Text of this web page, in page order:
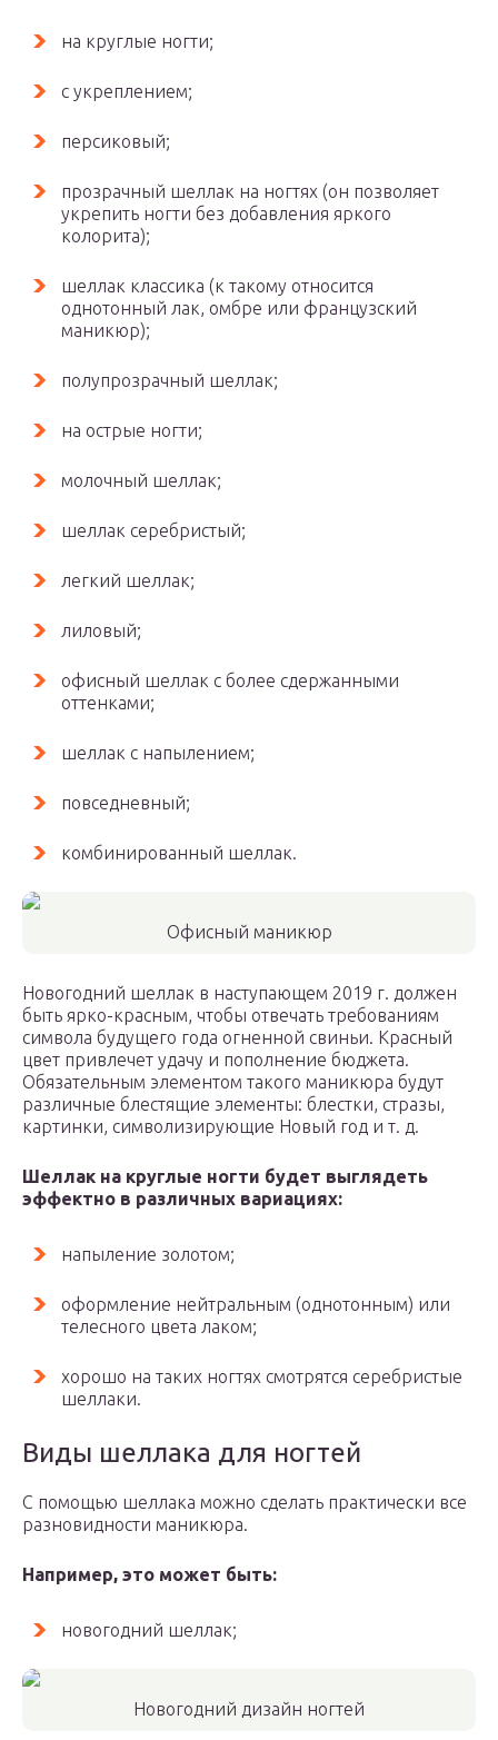
на круглые ногти;
с укреплением;
персиковый;
прозрачный шеллак на ногтях (он позволяет
укрепить ногти без добавления яркого
колорита);
шеллак классика (к такому относится
однотонный лак, омбре или французский
маникюр);
полупрозрачный шеллак;
на острые ногти;
молочный шеллак;
шеллак серебристый;
легкий шеллак;
лиловый;
офисный шеллак c более сдержанными
оттенками;
шеллак с напылением;
повседневный;
комбинированный шеллак.
Офисный маникюр
Новогодний шеллак в наступающем 2019 г. должен
быть ярко-красным, чтобы отвечать требованиям
символа будущего года огненной свиньи. Красный
цвет привлечет удачу и пополнение бюджета.
Обязательным элементом такого маникюра будут
различные блестящие элементы: блестки, стразы,
картинки, символизирующие Новый год и т. д.
Шеллак на круглые ногти будет выглядеть
эффектно в различных вариациях:
напыление золотом;
оформление нейтральным (однотонным) или
телесного цвета лаком;
хорошо на таких ногтях смотрятся серебристые
шеллаки.
Виды шеллака для ногтей
С помощью шеллака можно сделать практически все
разновидности маникюра.
Например, это может быть:
новогодний шеллак;
Новогодний дизайн ногтей